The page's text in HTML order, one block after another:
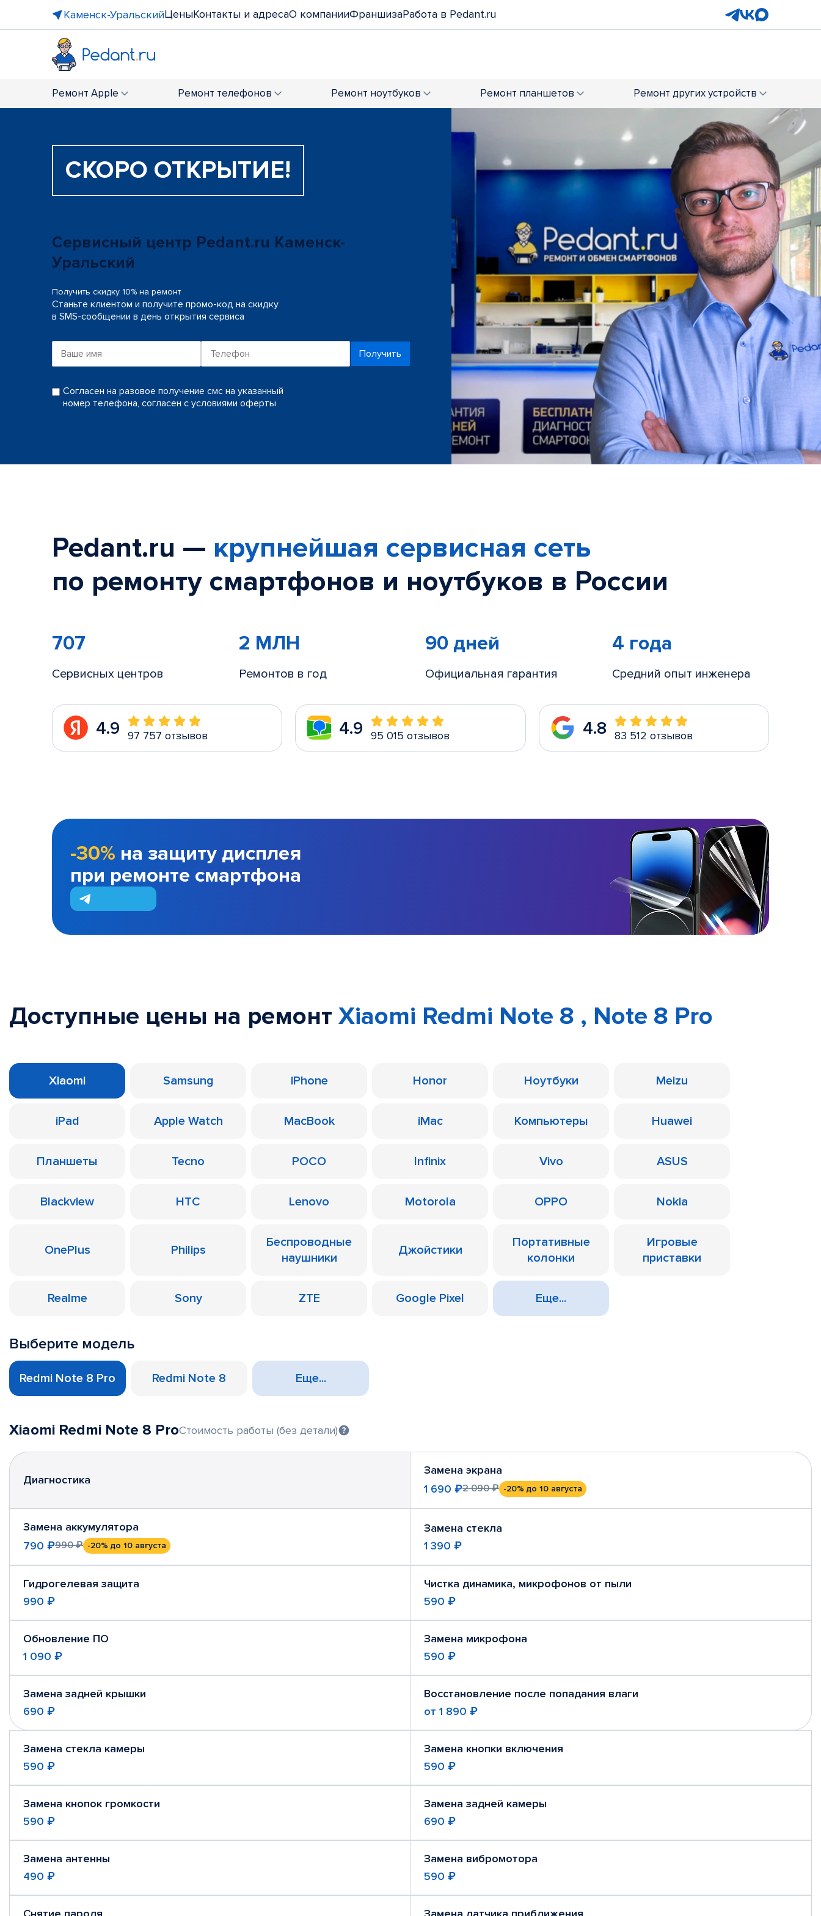
Каменск-УральскийЦеныКонтакты и адресаО компанииФраншизаРабота в Pedant.ru
Ремонт Apple Ремонт телефонов Ремонт ноутбуков Ремонт планшетов Ремонт других устройств
СКОРО ОТКРЫТИЕ!
Сервисный центр Pedant.ru Каменск-
Уральский
Получить скидку 10% на ремонт
Станьте клиентом и получите промо-код на скидку
в SMS-сообщении в день открытия сервиса
Получить
Согласен на разовое получение смс на указанный
номер телефона, согласен с условиями оферты
Pedant.ru — крупнейшая сервисная сеть
по ремонту смартфонов и ноутбуков в России
707
Сервисных центров
2 МЛН
Ремонтов в год
90 дней
Официальная гарантия
4 года
Средний опыт инженера
4.9 97 757 отзывов 4.9 95 015 отзывов 4.8 83 512 отзывов
-30% на защиту дисплея
при ремонте смартфона
Доступные цены на ремонт Xiaomi Redmi Note 8 , Note 8 Pro
Xiaomi Samsung iPhone Honor Ноутбуки Meizu
iPad Apple Watch MacBook iMac Компьютеры Huawei
Планшеты Tecno POCO Infinix Vivo ASUS
Blackview HTC Lenovo Motorola OPPO Nokia
OnePlus Philips
Беспроводные
наушники
Джойстики
Портативные
колонки
Игровые
приставки
Realme Sony ZTE Google Pixel Еще...
Выберите модель
Redmi Note 8 Pro Redmi Note 8 Еще...
Xiaomi Redmi Note 8 ProСтоимость работы (без детали)
Диагностика
Замена экрана
1 690 ₽2 090 ₽ -20% до 10 августа
Замена аккумулятора
790 ₽990 ₽ -20% до 10 августа
Замена стекла
1 390 ₽
Гидрогелевая защита
990 ₽
Чистка динамика, микрофонов от пыли
590 ₽
Обновление ПО
1 090 ₽
Замена микрофона
590 ₽
Замена задней крышки
690 ₽
Восстановление после попадания влаги
от 1 890 ₽
Замена стекла камеры
590 ₽
Замена кнопки включения
590 ₽
Замена кнопок громкости
590 ₽
Замена задней камеры
690 ₽
Замена антенны
490 ₽
Замена вибромотора
590 ₽